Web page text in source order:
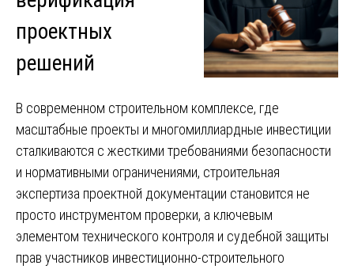
проектных
решений
В современном строительном комплексе, где
масштабные проекты и многомиллиардные инвестиции
сталкиваются с жесткими требованиями безопасности
и нормативными ограничениями, строительная
экспертиза проектной документации становится не
просто инструментом проверки, а ключевым
элементом технического контроля и судебной защиты
прав участников инвестиционно-строительного